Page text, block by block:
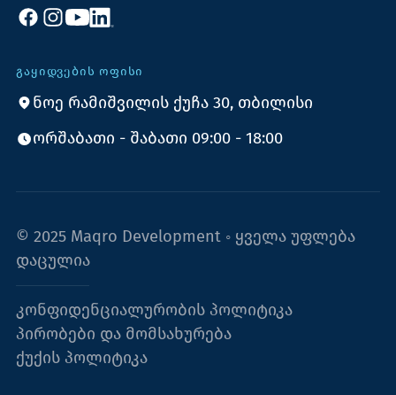
ᲒᲐᲧᲘᲓᲕᲔᲑᲘᲡ ᲝᲤᲘᲡᲘ
ნოე რამიშვილის ქუჩა 30, თბილისი
ორშაბათი - შაბათი 09:00 - 18:00
© 2025 Maqro Development ◦ ყველა უფლება
დაცულია
კონფიდენციალურობის პოლიტიკა
პირობები და მომსახურება
ქუქის პოლიტიკა